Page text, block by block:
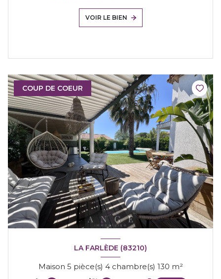
VOIR LE BIEN
COUP DE COEUR
LA FARLÈDE (83210)
Maison 5 pièce(s) 4 chambre(s) 130 m²